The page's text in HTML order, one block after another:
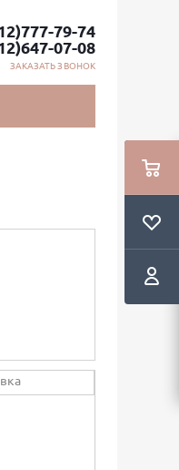
79-74
07-08
ЗАКАЗАТЬ ЗВОНОК